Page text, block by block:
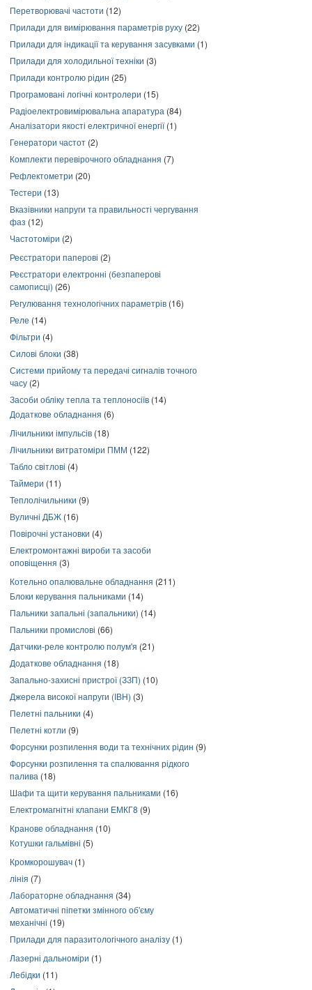
Перетворювачі частоти (12)
Прилади для вимірювання параметрів руху (22)
Прилади для індикації та керування засувками (1)
Прилади для холодильної техніки (3)
Прилади контролю рідин (25)
Програмовані логічні контролери (15)
Радіоелектровимірювальна апаратура (84)
Аналізатори якості електричної енергії(1)
Генератори частот (2)
Комплекти перевірочного обладнання (7)
Рефлектометри (20)
Тестери (13)
Вказівники напруги та правильності чергування
фаз (12)
Частотоміри (2)
Реєстратори паперові (2)
Реєстратори електронні (безпаперові
самописці) (26)
Регулювання технологічних параметрів (16)
Реле (14)
Фільтри (4)
Силові блоки (38)
Системи прийому та передачі сигналів точного
часу (2)
Засоби обліку тепла та теплоносіїв (14)
Додаткове обладнання (6)
Лічильники імпульсів (18)
Лічильники витратоміри ПММ (122)
Табло світлові (4)
Таймери (11)
Теплолічильники (9)
Вуличні ДБЖ (16)
Повірочні установки (4)
Електромонтажні вироби та засоби
оповіщення (3)
Котельно опалювальне обладнання (211)
Блоки керування пальниками (14)
Пальники запальні (запальники) (14)
Пальники промислові (66)
Датчики-реле контролю полум'я (21)
Додаткове обладнання (18)
Запально-захисні пристрої (ЗЗП) (10)
Джерела високої напруги (ІВН) (3)
Пелетні пальники (4)
Пелетні котли (9)
Форсунки розпилення води та технічних рідин (9)
Форсунки розпилення та спалювання рідкого
палива (18)
Шафи та щити керування пальниками (16)
Електромагнітні клапани ЕМКГ8 (9)
Кранове обладнання (10)
Котушки гальмівні (5)
Кромкорошувач (1)
лінія (7)
Лабораторне обладнання (34)
Автоматичні піпетки змінного об'єму
механічні (19)
Прилади для паразитологічного аналізу (1)
Лазерні дальноміри (1)
Лебідки (11)